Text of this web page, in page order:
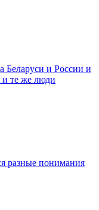
Беларуси и России и
и те же люди
разные понимания